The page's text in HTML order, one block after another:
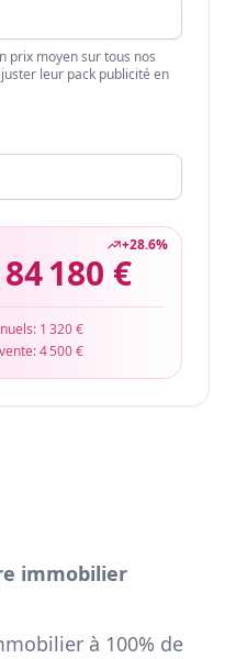
prix moyen sur tous nos
leur pack publicité en
+28.6%
84 180 €
1 320 €
4 500 €
immobilier
à 100% de